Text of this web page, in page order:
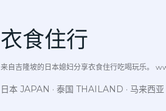
衣食住行
来自吉隆坡的日本媳妇分享衣食住行吃喝玩乐。
日本 JAPAN 泰国 THAILAND 马来西